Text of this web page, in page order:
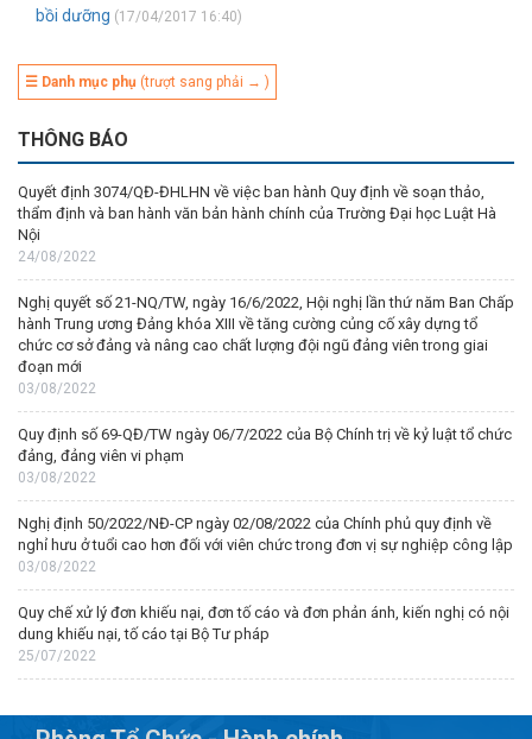
bồi dưỡng (17/04/2017 16:40)
☰ Danh mục phụ (trượt sang phải → )
THÔNG BÁO
Quyết định 3074/QĐ-ĐHLHN về việc ban hành Quy định về soạn thảo,
thẩm định và ban hành văn bản hành chính của Trường Đại học Luật Hà
Nội
24/08/2022
Nghị quyết số 21-NQ/TW, ngày 16/6/2022, Hội nghị lần thứ năm Ban Chấp
hành Trung ương Đảng khóa XIII về tăng cường củng cố xây dựng tổ
chức cơ sở đảng và nâng cao chất lượng đội ngũ đảng viên trong giai
đoạn mới
03/08/2022
Quy định số 69-QĐ/TW ngày 06/7/2022 của Bộ Chính trị về kỷ luật tổ chức
đảng, đảng viên vi phạm
03/08/2022
Nghị định 50/2022/NĐ-CP ngày 02/08/2022 của Chính phủ quy định về
nghỉ hưu ở tuổi cao hơn đối với viên chức trong đơn vị sự nghiệp công lập
03/08/2022
Quy chế xử lý đơn khiếu nại, đơn tố cáo và đơn phản ánh, kiến nghị có nội
dung khiếu nại, tố cáo tại Bộ Tư pháp
25/07/2022